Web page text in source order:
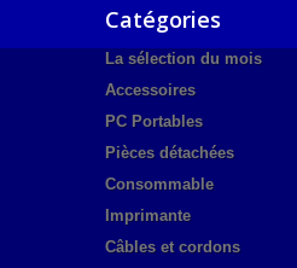
Catégories
La sélection du mois
Accessoires
PC Portables
Pièces détachées
Consommable
Imprimante
Câbles et cordons